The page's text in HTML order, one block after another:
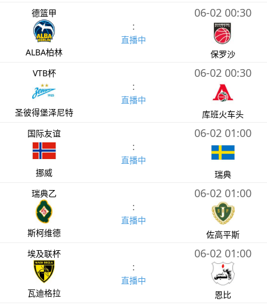
德篮甲
ALBA柏林
:
直播中
06-02 00:30
保罗沙
VTB杯
圣彼得堡泽尼特
:
直播中
06-02 00:30
库班火车头
国际友谊
挪威
:
直播中
06-02 01:00
瑞典
瑞典乙
斯柯维德
:
直播中
06-02 01:00
佐高平斯
埃及联杯
瓦迪格拉
:
直播中
06-02 01:00
恩比